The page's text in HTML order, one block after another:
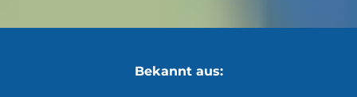
Bekannt aus: